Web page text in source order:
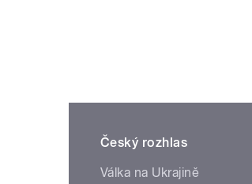
Český rozhlas
Válka na Ukrajině